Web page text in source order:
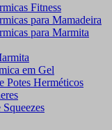
Fitness
para Mamadeira
para Marmita
em Gel
Potes Herméticos